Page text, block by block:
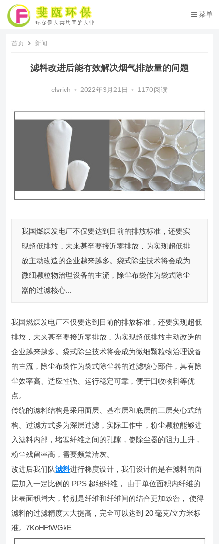
菜单
首页 新闻
滤料改进后能有效解决烟气排放量的问题
clsrich • 2022年3月21日 • 1170 阅读
我国燃煤发电厂不仅要达到目前的排放标准，还要实
现超低排放，未来甚至要接近零排放，为实现超低排
放主动改造的企业越来越多。袋式除尘技术将会成为
微细颗粒物治理设备的主流，除尘布袋作为袋式除尘
器的过滤核心...
我国燃煤发电厂不仅要达到目前的排放标准，还要实现超低
排放，未来甚至要接近零排放，为实现超低排放主动改造的
企业越来越多。袋式除尘技术将会成为微细颗粒物治理设备
的主流，除尘布袋作为袋式除尘器的过滤核心部件，具有除
尘效率高、适应性强、运行稳定可靠，便于回收物料等优
点。
传统的滤料结构是采用面层、基布层和底层的三层夹心式结
构。过滤方式多为深层过滤，实际工作中，粉尘颗粒能够进
入滤料内部，堵塞纤维之间的孔隙，使除尘器的阻力上升，
粉尘残留率高，需要频繁清灰。
改进后我们队滤料进行梯度设计，我们设计的是在滤料的面
层加入一定比例的 PPS 超细纤维， 由于单位面积内纤维的
比表面积增大，特别是纤维和纤维间的结合更加致密， 使得
滤料的过滤精度大大提高，完全可以达到 20 毫克/立方米标
准。7KoHFfWGkE